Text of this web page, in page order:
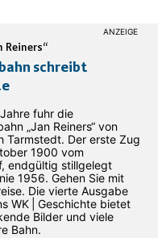
Reiners“
schreibt
fuhr die
„Jan ­Reiners“ von
Tarmstedt. Der erste Zug
1900 vom
endgültig stillgelegt
1956. Gehen Sie mit
Die vierte Ausgabe
WK | Geschichte bietet
Bilder und viele
Bahn.